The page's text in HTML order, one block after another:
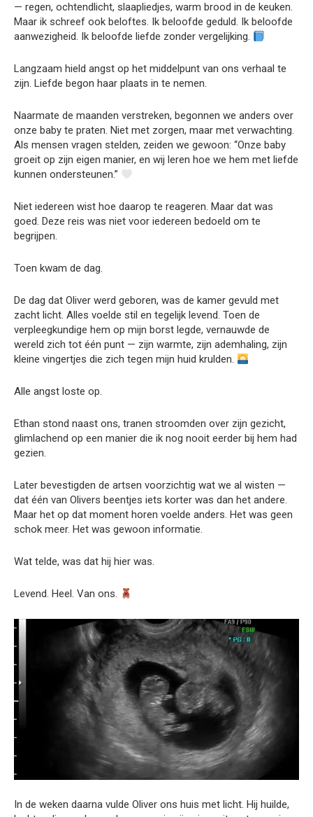
— regen, ochtendlicht, slaapliedjes, warm brood in de keuken.
Maar ik schreef ook beloftes. Ik beloofde geduld. Ik beloofde
aanwezigheid. Ik beloofde liefde zonder vergelijking.
Langzaam hield angst op het middelpunt van ons verhaal te
zijn. Liefde begon haar plaats in te nemen.
Naarmate de maanden verstreken, begonnen we anders over
onze baby te praten. Niet met zorgen, maar met verwachting.
Als mensen vragen stelden, zeiden we gewoon: “Onze baby
groeit op zijn eigen manier, en wij leren hoe we hem met liefde
kunnen ondersteunen.”
Niet iedereen wist hoe daarop te reageren. Maar dat was
goed. Deze reis was niet voor iedereen bedoeld om te
begrijpen.
Toen kwam de dag.
De dag dat Oliver werd geboren, was de kamer gevuld met
zacht licht. Alles voelde stil en tegelijk levend. Toen de
verpleegkundige hem op mijn borst legde, vernauwde de
wereld zich tot één punt — zijn warmte, zijn ademhaling, zijn
kleine vingertjes die zich tegen mijn huid krulden.
Alle angst loste op.
Ethan stond naast ons, tranen stroomden over zijn gezicht,
glimlachend op een manier die ik nog nooit eerder bij hem had
gezien.
Later bevestigden de artsen voorzichtig wat we al wisten —
dat één van Olivers beentjes iets korter was dan het andere.
Maar het op dat moment horen voelde anders. Het was geen
schok meer. Het was gewoon informatie.
Wat telde, was dat hij hier was.
Levend. Heel. Van ons.
In de weken daarna vulde Oliver ons huis met licht. Hij huilde,